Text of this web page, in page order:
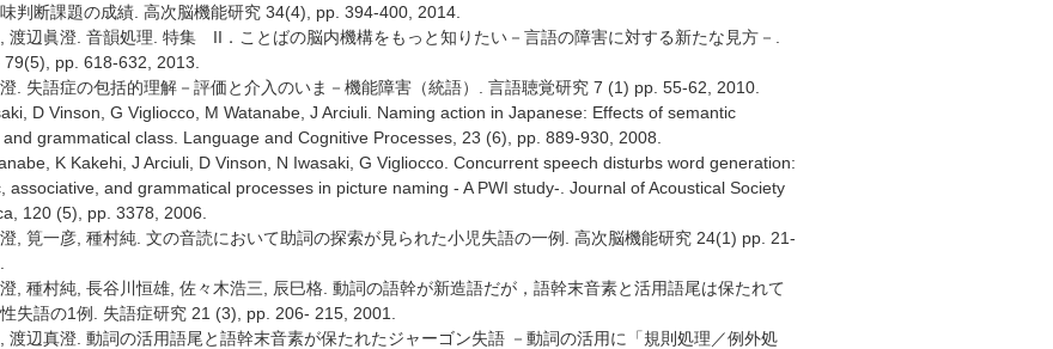
判断課題の成績. 高次脳機能研究 34(4), pp. 394-400, 2014.
, 渡辺眞澄. 音韻処理. 特集 II．ことばの脳内機構をもっと知りたい－言語の障害に対する新たな見方－.
79(5), pp. 618-632, 2013.
澄. 失語症の包括的理解－評価と介入のいま－機能障害（統語）. 言語聴覚研究 7 (1) pp. 55-62, 2010.
D Vinson, G Vigliocco, M Watanabe, J Arciuli. Naming action in Japanese: Effects of semantic
grammatical class. Language and Cognitive Processes, 23 (6), pp. 889-930, 2008.
K Kakehi, J Arciuli, D Vinson, N Iwasaki, G Vigliocco. Concurrent speech disturbs word generation:
associative, and grammatical processes in picture naming - A PWI study-. Journal of Acoustical Society
120 (5), pp. 3378, 2006.
澄, 筧一彦, 種村純. 文の音読において助詞の探索が見られた小児失語の一例. 高次脳機能研究 24(1) pp. 21-
澄, 種村純, 長谷川恒雄, 佐々木浩三, 辰巳格. 動詞の語幹が新造語だが，語幹末音素と活用語尾は保たれて
失語の1例. 失語症研究 21 (3), pp. 206- 215, 2001.
, 渡辺真澄. 動詞の活用語尾と語幹末音素が保たれたジャーゴン失語 －動詞の活用に「規則処理／例外処